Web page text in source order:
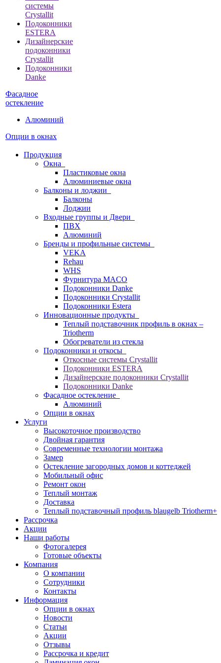
системы
Crystallit
Подоконники
ESTERA
Дизайнерские
подоконники
Crystallit
Подоконники
Danke
Фасадное
остекление
Алюминий
Опции в окнах
Продукция
Окна
Пластиковые окна
Алюминиевые окна
Балконы и лоджии
Балконы
Лоджии
Входные группы и Двери
ПВХ
Алюминий
Бренды и профильные системы
VEKA
Rehau
WHS
Фурнитура MACO
Подоконники Danke
Подоконники Crystallit
Подоконники Estera
Инновационные продукты
Теплый подставочник профиль в окнах –
Triotherm
Обогреватели из стекла
Подоконники и откосы
Откосные системы Crystallit
Подоконники ESTERA
Дизайнерские подоконники Crystallit
Подоконники Danke
Фасадное остекление
Алюминий
Опции в окнах
Услуги
Высокоточное производство
Двойная гарантия
Современные технологии монтажа
Замер
Остекление загородных домов и коттеджей
Мобильный офис
Ремонт окон
Теплый монтаж
Доставка
Теплый подставочный профиль blaugelb Triotherm+
Рассрочка
Акции
Наши работы
Фотогалерея
Готовые объекты
Компания
О компании
Сотрудники
Контакты
Информация
Опции в окнах
Новости
Статьи
Акции
Отзывы
Рассрочка и кредит